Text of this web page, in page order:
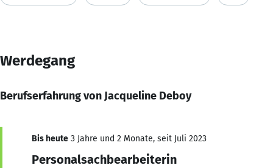
Werdegang
Berufserfahrung von Jacqueline Deboy
Bis heute 3 Jahre und 2 Monate, seit Juli 2023
Personalsachbearbeiterin